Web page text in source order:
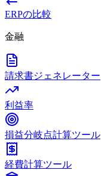
ERPの比較
金融
請求書ジェネレーター
利益率
損益分岐点計算ツール
経費計算ツール